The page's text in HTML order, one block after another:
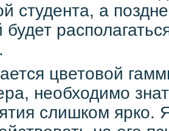
студента, а
будет
цветовой
необходимо
слишком ярко.